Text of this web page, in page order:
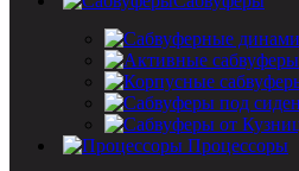
Процессоры